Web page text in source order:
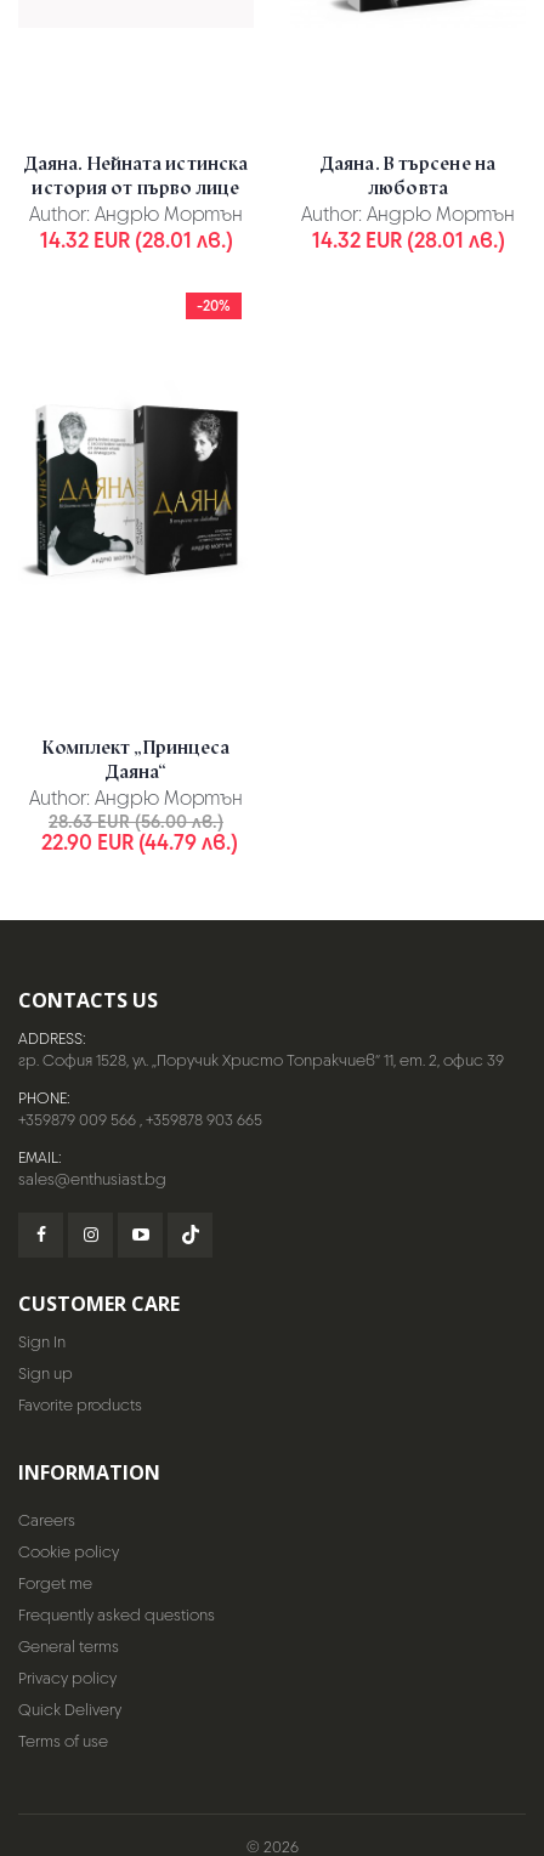
Даяна. Нейната истинска
история от първо лице
Author: Андрю Мортън
14.32 EUR (28.01 лв.)
Даяна. В търсене на
любовта
Author: Андрю Мортън
14.32 EUR (28.01 лв.)
-20%
Комплект „Принцеса
Даяна“
Author: Андрю Мортън
28.63 EUR (56.00 лв.)
22.90 EUR (44.79 лв.)
CONTACTS US
ADDRESS:
гр. София 1528, ул. „Поручик Христо Топракчиев“ 11, ет. 2, офис 39
PHONE:
+359879 009 566,+359878 903 665
EMAIL:
sales@enthusiast.bg
CUSTOMER CARE
Sign In
Sign up
Favorite products
INFORMATION
Careers
Cookie policy
Forget me
Frequently asked questions
General terms
Privacy policy
Quick Delivery
Terms of use
© 2026